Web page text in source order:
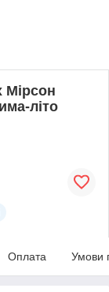
Мірсон
літо
Оплата Умови